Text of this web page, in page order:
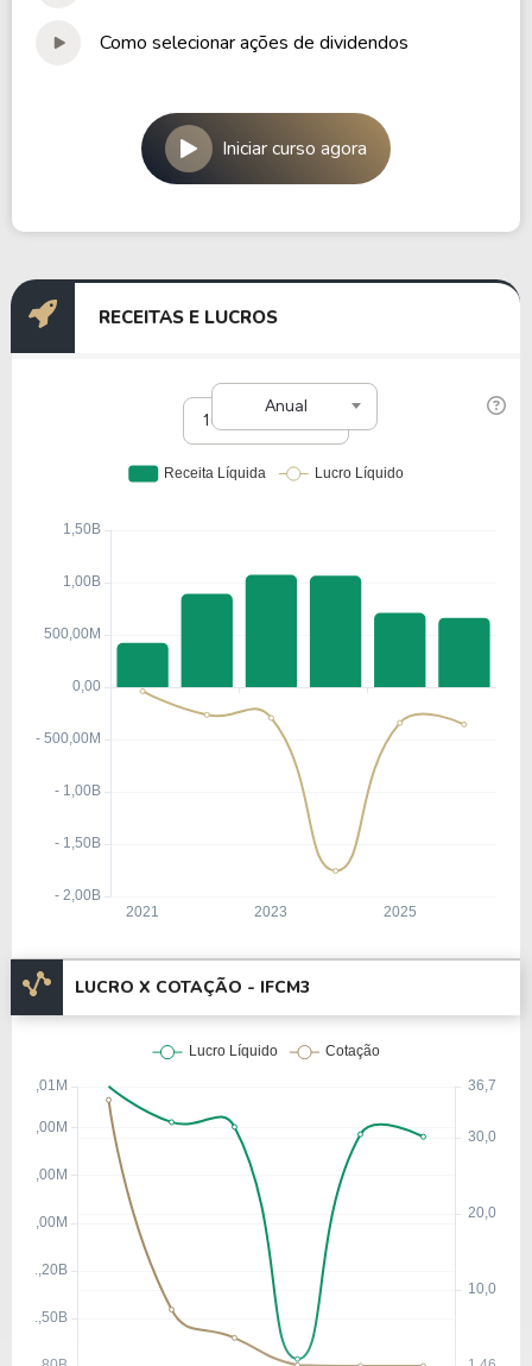
Como selecionar ações de dividendos
Iniciar curso agora
RECEITAS E LUCROS
Anual
10 anos
LUCRO X COTAÇÃO - IFCM3